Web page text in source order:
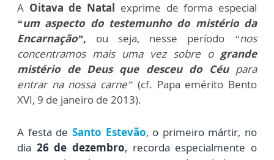
A Oitava de Natal exprime de forma especial
“um aspecto do testemunho do mistério da
Encarnação”, ou seja, nesse período “nos
concentramos mais uma vez sobre o grande
mistério de Deus que desceu do Céupara
entrar na nossa carne” (cf. Papa emérito Bento
XVI, 9 de janeiro de 2013).
A festa de Santo Estevão, o primeiro mártir, no
dia 26 de dezembro, recorda especialmente o